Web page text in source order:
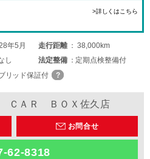
>詳しくはこちら
年5月 走行距離
38,000km
し 法定整備
定期点検整備付
リッド保証付
ＣＡＲ ＢＯＸ佐久店
お問合せ
62-8318